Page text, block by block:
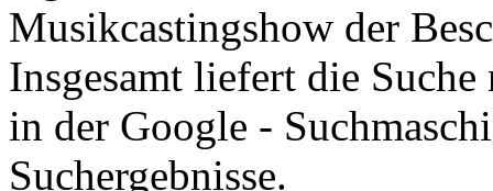
Musikcastingshow der
Insgesamt liefert die
in der Google -
Suchergebnisse.